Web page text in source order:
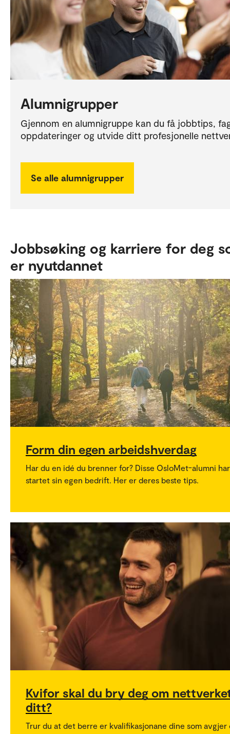
Alumnigrupper
Gjennom en alumnigruppe kan du få jobbtips,
oppdateringer og utvide ditt profesjonelle
Se alle alumnigrupper
Jobbsøking og karriere for deg
er nyutdannet
Form din egen arbeidshverdag
Har du en idé du brenner for? Disse OsloMet-alumni har
startet sin egen bedrift. Her er deres beste tips.
Kvifor skal du bry deg om
ditt?
Trur du at det berre er kvalifikasjonane dine som avgjer